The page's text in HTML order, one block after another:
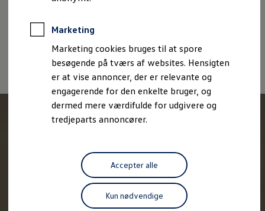
Marketing
Marketing cookies bruges til at spore
besøgende på tværs af websites. Hensigten
er at vise annoncer, der er relevante og
engagerende for den enkelte bruger, og
dermed mere værdifulde for udgivere og
tredjeparts annoncører.
Accepter alle
Kun nødvendige
Brugbar information
Servicefordele
Digitale ekstrafunktioner
Se tjenesterne til din model
Volkswagen-apps, login og shop
Forbind mobiltelefonen med bilen
Opdateringer til software, kort og radio
Fleet Interface Data
MinVolkswagen
Digital instruktionsbog
Tilbehør
Fordele ved at vælge autoriseret værksted til din
Om Volkswagen
Nyheder
Tilmeld nyhedsbrev
Pressemeddelser
Kalenderbillede
Volkswagen Databeskyttelsesportal